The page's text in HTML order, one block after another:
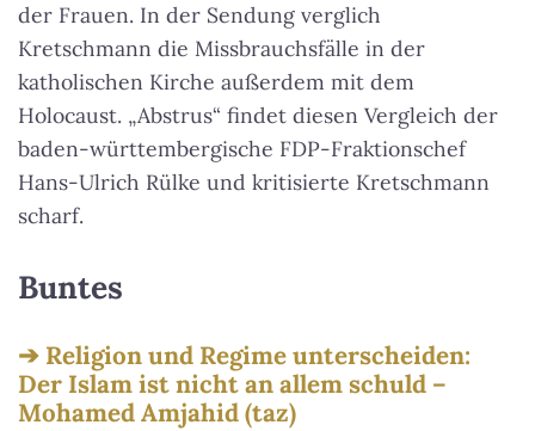
der Frauen. In der Sendung verglich
Kretschmann die Missbrauchsfälle in der
katholischen Kirche außerdem mit dem
Holocaust. „Abstrus“ findet diesen Vergleich der
baden-württembergische FDP-Fraktionschef
Hans-Ulrich Rülke und kritisierte Kretschmann
scharf.
Buntes
Religion und Regime unterscheiden:
Der Islam ist nicht an allem schuld –
Mohamed Amjahid (taz)